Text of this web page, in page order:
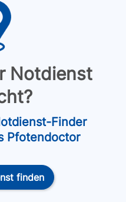
Notdienst
Finder
Pfotendoctor
finden